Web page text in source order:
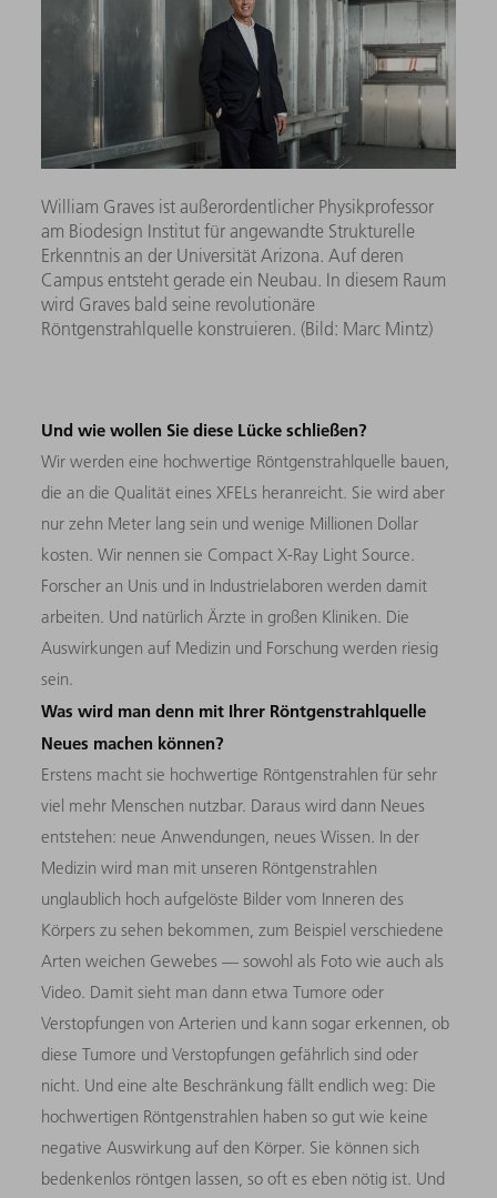
William Graves ist außerordentlicher Physikprofessor
am Biodesign Institut für angewandte Strukturelle
Erkenntnis an der Universität Arizona. Auf deren
Campus entsteht gerade ein Neubau. In diesem Raum
wird Graves bald seine revolutionäre
Röntgenstrahlquelle konstruieren. (Bild: Marc Mintz)
Und wie wollen Sie diese Lücke schließen?
Wir werden eine hochwertige Röntgenstrahlquelle bauen,
die an die Qualität eines XFELs heranreicht. Sie wird aber
nur zehn Meter lang sein und wenige Millionen Dollar
kosten. Wir nennen sie Compact X-Ray Light Source.
Forscher an Unis und in Industrielaboren werden damit
arbeiten. Und natürlich Ärzte in großen Kliniken. Die
Auswirkungen auf Medizin und Forschung werden riesig
sein.
Was wird man denn mit Ihrer Röntgenstrahlquelle
Neues machen können?
Erstens macht sie hochwertige Röntgenstrahlen für sehr
viel mehr Menschen nutzbar. Daraus wird dann Neues
entstehen: neue Anwendungen, neues Wissen. In der
Medizin wird man mit unseren Röntgenstrahlen
unglaublich hoch aufgelöste Bilder vom Inneren des
Körpers zu sehen bekommen, zum Beispiel verschiedene
Arten weichen Gewebes — sowohl als Foto wie auch als
Video. Damit sieht man dann etwa Tumore oder
Verstopfungen von Arterien und kann sogar erkennen, ob
diese Tumore und Verstopfungen gefährlich sind oder
nicht. Und eine alte Beschränkung fällt endlich weg: Die
hochwertigen Röntgenstrahlen haben so gut wie keine
negative Auswirkung auf den Körper. Sie können sich
bedenkenlos röntgen lassen, so oft es eben nötig ist. Und